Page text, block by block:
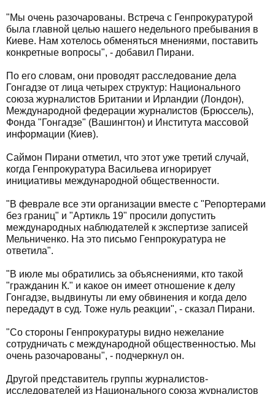
"Мы очень разочарованы. Встреча с Генпрокуратурой
была главной целью нашего недельного пребывания в
Киеве. Нам хотелось обменяться мнениями, поставить
конкретные вопросы", - добавил Пирани.
По его словам, они проводят расследование дела
Гонгадзе от лица четырех структур: Национального
союза журналистов Британии и Ирландии (Лондон),
Международной федерации журналистов (Брюссель),
Фонда "Гонгадзе" (Вашингтон) и Института массовой
информации (Киев).
Саймон Пирани отметил, что этот уже третий случай,
когда Генпрокуратура Васильева игнорирует
инициативы международной общественности.
"В феврале все эти организации вместе с "Репортерами
без границ" и "Артикль 19" просили допустить
международных наблюдателей к экспертизе записей
Мельниченко. На это письмо Генпрокуратура не
ответила".
"В июле мы обратились за объяснениями, кто такой
"гражданин К." и какое он имеет отношение к делу
Гонгадзе, выдвинуты ли ему обвинения и когда дело
передадут в суд. Тоже нуль реакции", - сказал Пирани.
"Со стороны Генпрокуратуры видно нежелание
сотрудничать с международной общественностью. Мы
очень разочарованы", - подчеркнул он.
Другой представитель группы журналистов-
исследователей из Национального союза журналистов